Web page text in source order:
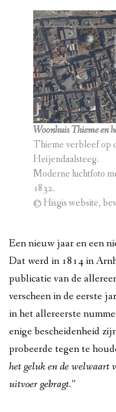
Woonhuis Thieme en
Thieme verbleef op
Heijendaalsteeg.
Moderne luchtfoto
1832.
© Hisgis website,
Een nieuw jaar en een
Dat werd in 1814 in
publicatie van de
verscheen in de eerste
in het allereerste
enige bescheidenheid
probeerde tegen te
het geluk en de welwaart
uitvoer gebragt.”